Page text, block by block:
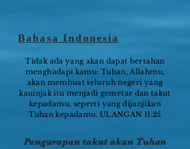
Bahasa Indonesia
Tidak ada yang akan dapat bertahan
menghadapi kamu: Tuhan, Allahmu,
akan membuat seluruh negeri yang
kauinjak itu menjadi gemetar dan takut
kepadamu, seperti yang dijanjikan
Tuhan kepadamu. ULANGAN 11:25
Pengurapan takut akan Tuhan